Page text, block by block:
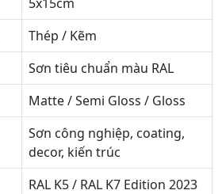
Thép / Kẽm
Sơn tiêu chuẩn màu RAL
Matte / Semi Gloss / Gloss
Sơn công nghiệp, coating,
decor, kiến trúc
RAL K5 / RAL K7 Edition 2023